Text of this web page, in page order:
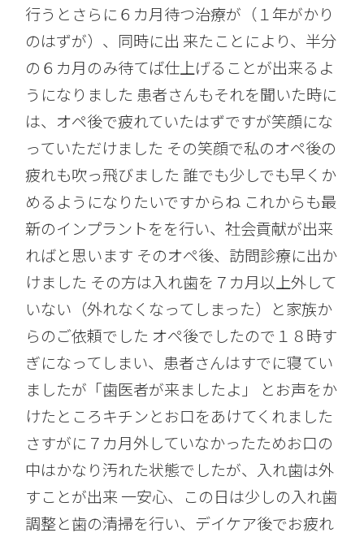
行うとさらに６カ月待つ治療が（１年がかり
のはずが）、同時に出 来たことにより、半分
の６カ月のみ待てば仕上げることが出来るよ
うになりました 患者さんもそれを聞いた時に
は、オペ後で疲れていたはずですが笑顔にな
っていただけました その笑顔で私のオペ後の
疲れも吹っ飛びました 誰でも少しでも早くか
めるようになりたいですからね これからも最
新のインプラントをを行い、社会貢献が出来
ればと思います そのオペ後、訪問診療に出か
けました その方は入れ歯を７カ月以上外して
いない（外れなくなってしまった）と家族か
らのご依頼でした オペ後でしたので１８時す
ぎになってしまい、患者さんはすでに寝てい
ましたが「歯医者が来ましたよ」 とお声をか
けたところキチンとお口をあけてくれました
さすがに７カ月外していなかったためお口の
中はかなり汚れた状態でしたが、入れ歯は外
すことが出来 一安心、この日は少しの入れ歯
調整と歯の清掃を行い、デイケア後でお疲れ